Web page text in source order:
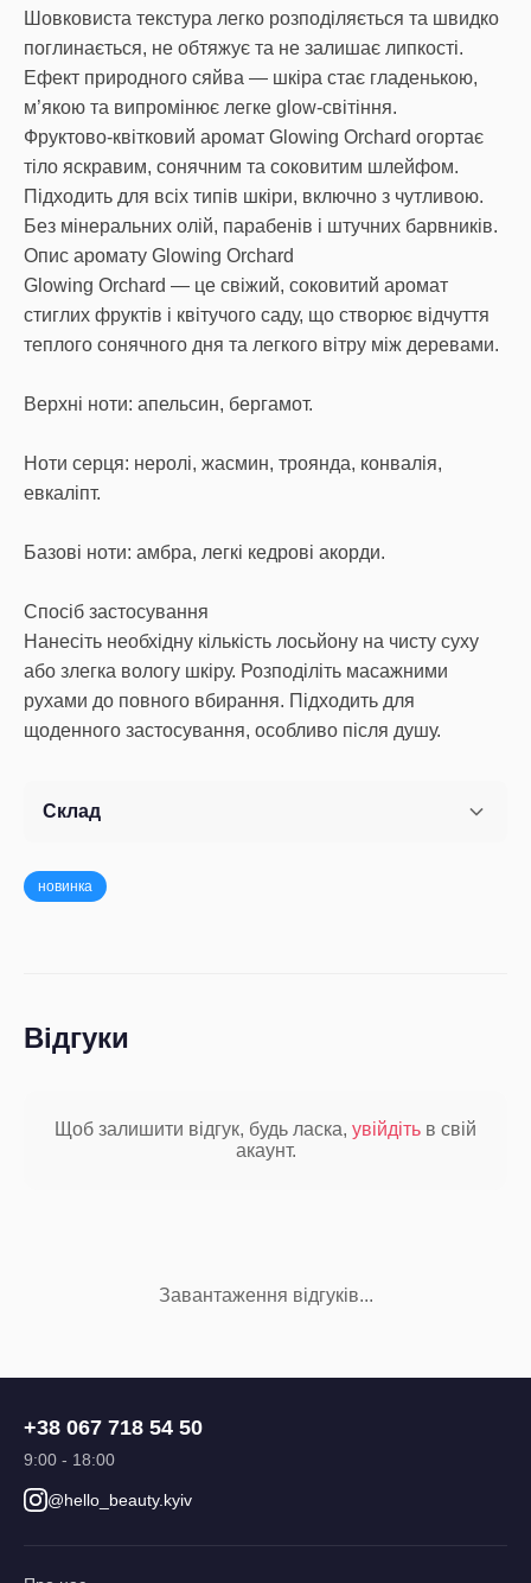
Шовковиста текстура легко розподіляється та швидко
поглинається, не обтяжує та не залишає липкості.
Ефект природного сяйва — шкіра стає гладенькою,
м’якою та випромінює легке glow-світіння.
Фруктово-квітковий аромат Glowing Orchard огортає
тіло яскравим, сонячним та соковитим шлейфом.
Підходить для всіх типів шкіри, включно з чутливою.
Без мінеральних олій, парабенів і штучних барвників.
Опис аромату Glowing Orchard
Glowing Orchard — це свіжий, соковитий аромат
стиглих фруктів і квітучого саду, що створює відчуття
теплого сонячного дня та легкого вітру між деревами.
Верхні ноти: апельсин, бергамот.
Ноти серця: неролі, жасмин, троянда, конвалія,
евкаліпт.
Базові ноти: амбра, легкі кедрові акорди.
Спосіб застосування
Нанесіть необхідну кількість лосьйону на чисту суху
або злегка вологу шкіру. Розподіліть масажними
рухами до повного вбирання. Підходить для
щоденного застосування, особливо після душу.
Склад
новинка
Відгуки
Щоб залишити відгук, будь ласка, увійдіть в свій
акаунт.
Завантаження відгуків...
+38 067 718 54 50
9:00 - 18:00
@hello_beauty.kyiv